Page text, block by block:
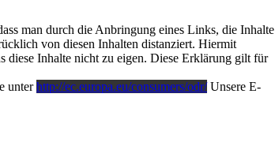
man durch die Anbringung eines Links, die Inhalte
von diesen Inhalten distanziert. Hiermit
diese Inhalte nicht zu eigen. Diese Erklärung gilt für
unterhttp://ec.europa.eu/consumers/odr/Unsere E-